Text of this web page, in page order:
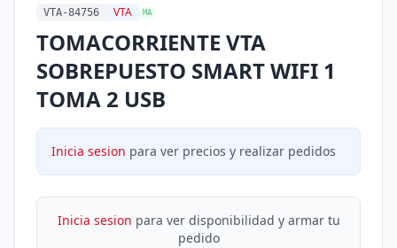
VTA-84756 VTA MA
TOMACORRIENTE VTA
SOBREPUESTO SMART WIFI 1
TOMA 2 USB
Inicia sesion para ver precios y realizar pedidos
Inicia sesion para ver disponibilidad y armar tu
pedido